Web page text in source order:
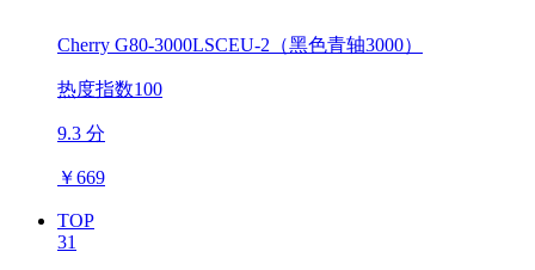
Cherry G80-3000LSCEU-2（黑色青轴3000）
热度指数100
9.3 分
￥669
TOP
31